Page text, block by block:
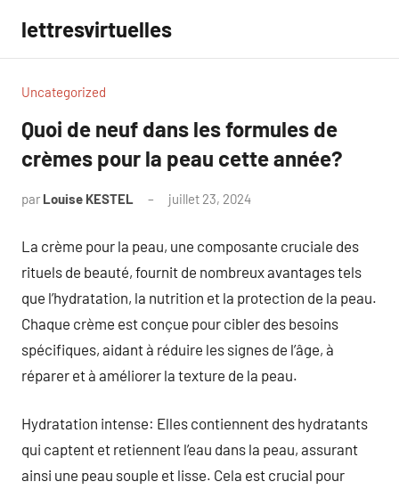
contenu
lettresvirtuelles
Uncategorized
Quoi de neuf dans les formules de
crèmes pour la peau cette année?
par Louise KESTEL juillet 23, 2024
La crème pour la peau, une composante cruciale des
rituels de beauté, fournit de nombreux avantages tels
que l’hydratation, la nutrition et la protection de la peau.
Chaque crème est conçue pour cibler des besoins
spécifiques, aidant à réduire les signes de l’âge, à
réparer et à améliorer la texture de la peau.
Hydratation intense: Elles contiennent des hydratants
qui captent et retiennent l’eau dans la peau, assurant
ainsi une peau souple et lisse. Cela est crucial pour